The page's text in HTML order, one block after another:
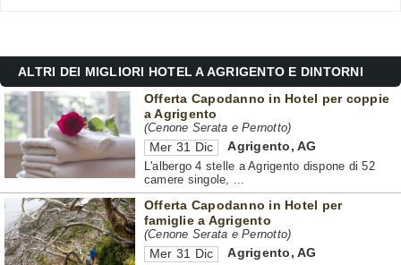
ALTRI DEI MIGLIORI HOTEL A AGRIGENTO E DINTORNI
Offerta Capodanno in Hotel per coppie
a Agrigento
(Cenone Serata e Pernotto)
Mer 31 Dic Agrigento ,AG
L'albergo 4 stelle a Agrigento dispone di 52
camere singole, ...
Offerta Capodanno in Hotel per
famiglie a Agrigento
(Cenone Serata e Pernotto)
Mer 31 Dic Agrigento ,AG